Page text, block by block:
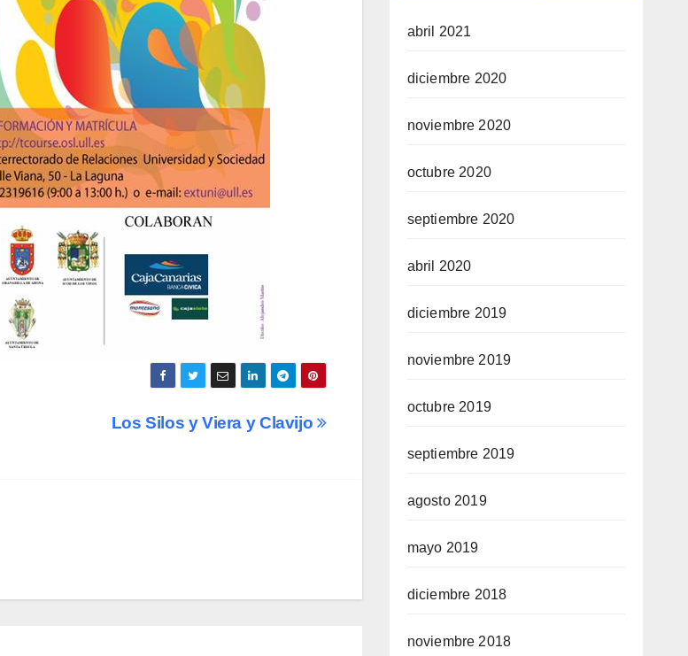
Los Silos y Viera y Clavijo
abril 2021
diciembre 2020
noviembre 2020
octubre 2020
septiembre 2020
abril 2020
diciembre 2019
noviembre 2019
octubre 2019
septiembre 2019
agosto 2019
mayo 2019
diciembre 2018
noviembre 2018